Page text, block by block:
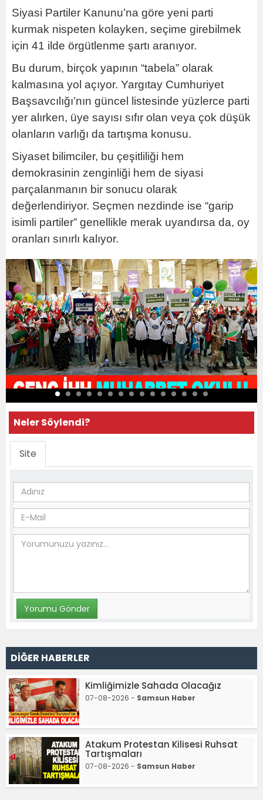
Siyasi Partiler Kanunu’na göre yeni parti
kurmak nispeten kolayken, seçime girebilmek
için 41 ilde örgütlenme şartı aranıyor.
Bu durum, birçok yapının “tabela” olarak
kalmasına yol açıyor. Yargıtay Cumhuriyet
Başsavcılığı’nın güncel listesinde yüzlerce parti
yer alırken, üye sayısı sıfır olan veya çok düşük
olanların varlığı da tartışma konusu.
Siyaset bilimciler, bu çeşitliliği hem
demokrasinin zenginliği hem de siyasi
parçalanmanın bir sonucu olarak
değerlendiriyor. Seçmen nezdinde ise “garip
isimli partiler” genellikle merak uyandırsa da, oy
oranları sınırlı kalıyor.
Neler Söylendi?
Site
DİĞER HABERLER
Kimliğimizle Sahada Olacağız
07-08-2026 - Samsun Haber
Atakum Protestan Kilisesi Ruhsat
Tartışmaları
07-08-2026 - Samsun Haber